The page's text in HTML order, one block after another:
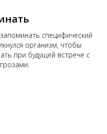
специфический
организм, чтобы
при будущей встрече с